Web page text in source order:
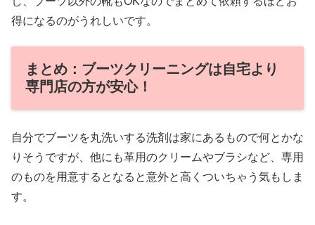
得になるのがうれしいです。
まとめ：ブーツクリーニングは自宅より
専門店の方が安心！
自分でブーツを丸洗いする洗剤は家にあるもので何とかな
りそうですが、他にも革用のクリームやブラシなど、専用
のものを用意するとなると意外と高くついちゃう気もしま
す。